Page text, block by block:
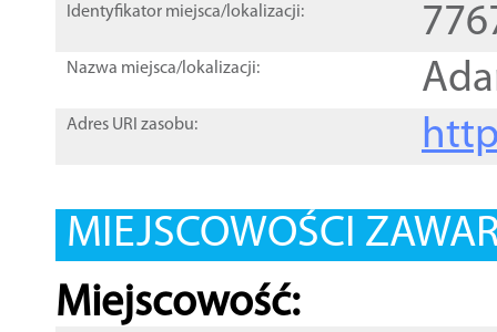
Identyfikator miejsca/lokalizacji:
Nazwa miejsca/lokalizacji:
Adres URI zasobu:
MIEJSCOWOŚCI
Miejscowość: